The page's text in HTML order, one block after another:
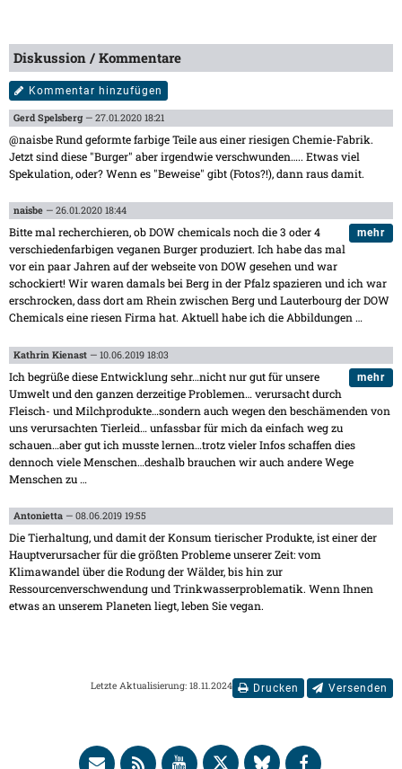
Diskussion / Kommentare
Kommentar hinzufügen
Gerd Spelsberg — 27.01.2020 18:21
@naisbe Rund geformte farbige Teile aus einer riesigen Chemie-Fabrik.
Jetzt sind diese "Burger" aber irgendwie verschwunden….. Etwas viel
Spekulation, oder? Wenn es "Beweise" gibt (Fotos?!), dann raus damit.
naisbe — 26.01.2020 18:44
mehr
Bitte mal recherchieren, ob DOW chemicals noch die 3 oder 4
verschiedenfarbigen veganen Burger produziert. Ich habe das mal
vor ein paar Jahren auf der webseite von DOW gesehen und war
schockiert! Wir waren damals bei Berg in der Pfalz spazieren und ich war
erschrocken, dass dort am Rhein zwischen Berg und Lauterbourg der DOW
Chemicals eine riesen Firma hat. Aktuell habe ich die Abbildungen…
Kathrin Kienast — 10.06.2019 18:03
mehr
Ich begrüße diese Entwicklung sehr…nicht nur gut für unsere
Umwelt und den ganzen derzeitige Problemen… verursacht durch
Fleisch- und Milchprodukte…sondern auch wegen den beschämenden von
uns verursachten Tierleid… unfassbar für mich da einfach weg zu
schauen…aber gut ich musste lernen…trotz vieler Infos schaffen dies
dennoch viele Menschen…deshalb brauchen wir auch andere Wege
Menschen zu …
Antonietta — 08.06.2019 19:55
Die Tierhaltung, und damit der Konsum tierischer Produkte, ist einer der
Hauptverursacher für die größten Probleme unserer Zeit: vom
Klimawandel über die Rodung der Wälder, bis hin zur
Ressourcenverschwendung und Trinkwasserproblematik. Wenn Ihnen
etwas an unserem Planeten liegt, leben Sie vegan.
Drucken Versenden
Letzte Aktualisierung: 18.11.2024